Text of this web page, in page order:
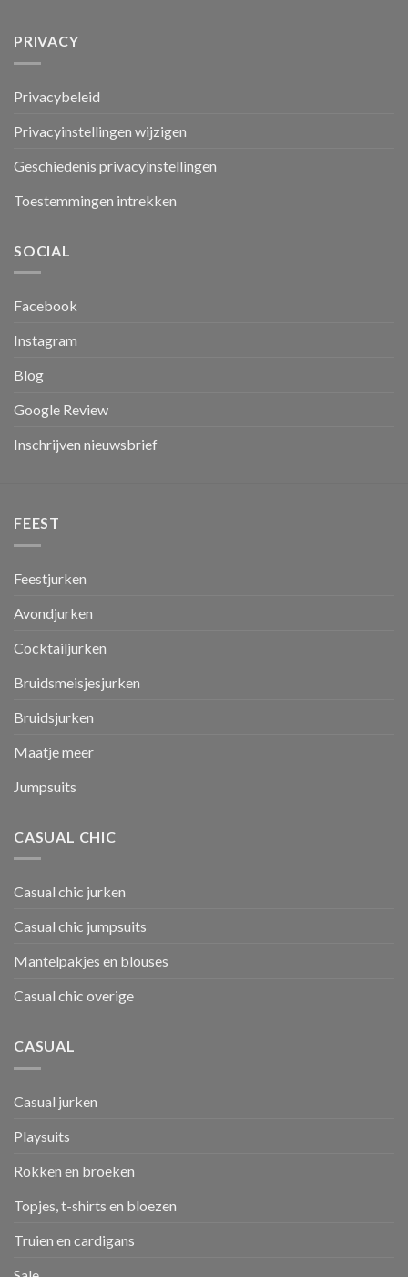
PRIVACY
Privacybeleid
Privacyinstellingen wijzigen
Geschiedenis privacyinstellingen
Toestemmingen intrekken
SOCIAL
Facebook
Instagram
Blog
Google Review
Inschrijven nieuwsbrief
FEEST
Feestjurken
Avondjurken
Cocktailjurken
Bruidsmeisjesjurken
Bruidsjurken
Maatje meer
Jumpsuits
CASUAL CHIC
Casual chic jurken
Casual chic jumpsuits
Mantelpakjes en blouses
Casual chic overige
CASUAL
Casual jurken
Playsuits
Rokken en broeken
Topjes, t-shirts en bloezen
Truien en cardigans